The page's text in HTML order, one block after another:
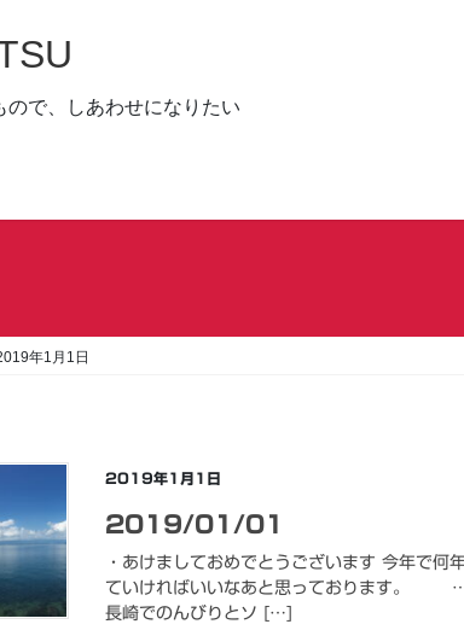
ので、しあわせになりたい
年1月1日
2019年1月1日
2019/01/01
・あけましておめでとうございます 今年で何
ていければいいなあと思っております。 …
長崎でのんびりとソ […]